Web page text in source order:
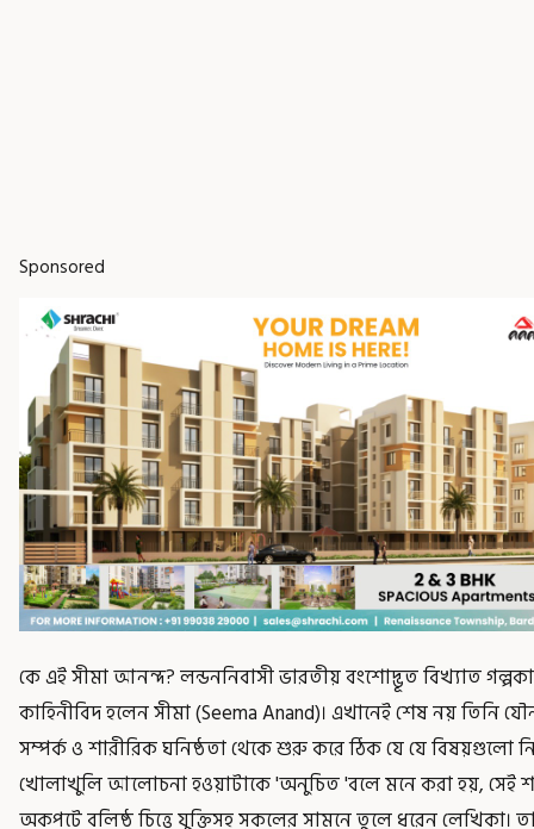
Sponsored
কে এই সীমা আনন্দ? লন্ডননিবাসী ভারতীয় বংশোদ্ভূত বিখ্যাত
কাহিনীবিদ হলেন সীমা (Seema Anand)। এখানেই শেষ নয় তিনি
সম্পর্ক ও শারীরিক ঘনিষ্ঠতা থেকে শুরু করে ঠিক যে যে বিষয়গুলো
খোলাখুলি আলোচনা হওয়াটাকে 'অনুচিত 'বলে মনে করা হয়, সেই
অকপটে বলিষ্ঠ চিত্তে যুক্তিসহ সকলের সামনে তুলে ধরেন লেখিকা।